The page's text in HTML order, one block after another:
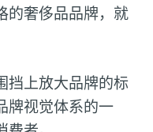
的奢侈品品牌，就
挡上放大品牌的标
牌视觉体系的一